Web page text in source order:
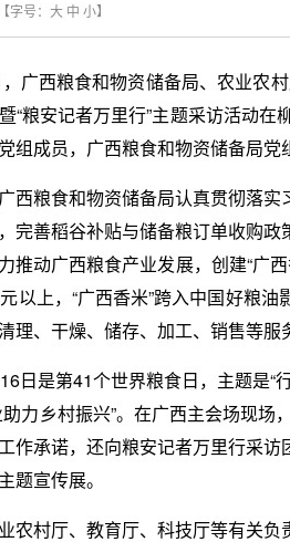
【字号： 大 中 小】
广西粮食和物资储备局、农业农
“粮安记者万里行”主题采访活动
组成员，广西粮食和物资储备局
西粮食和物资储备局认真贯彻落
完善稻谷补贴与储备粮订单收购
推动广西粮食产业发展，创建“广
以上，“广西香米”跨入中国好粮
理、干燥、储存、加工、销售等服
日是第41个世界粮食日，主题是“
助力乡村振兴”。在广西主会场现
作承诺，还向粮安记者万里行采
题宣传展。
农村厅、教育厅、科技厅等有关